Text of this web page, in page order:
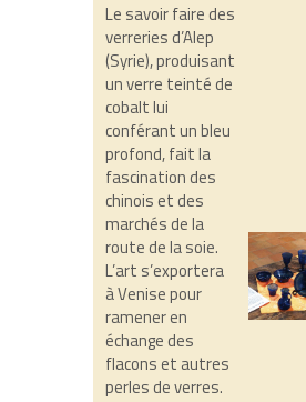
Le savoir faire des
verreries d’Alep
(Syrie), produisant
un verre teinté de
cobalt lui
conférant un bleu
profond, fait la
fascination des
chinois et des
marchés de la
route de la soie.
L’art s’exportera
à Venise pour
ramener en
échange des
flacons et autres
perles de verres.